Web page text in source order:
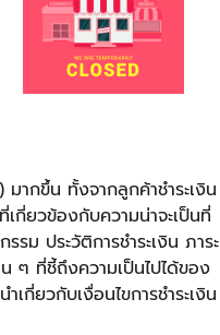
ากขึ้น ทั้งจากลูกค้าชำระเงิน
กี่ยวข้องกับความน่าจะเป็นที่
ม ประวัติการชำระเงิน ภาระ
ๆ ที่ชี้ถึงความเป็นไปได้ของ
เกี่ยวกับเงื่อนไขการชำระเงิน